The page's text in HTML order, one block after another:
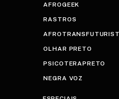
AFROGEEK
RASTROS
OLHAR PRETO
PSICOTERAPRETO
NEGRA VOZ